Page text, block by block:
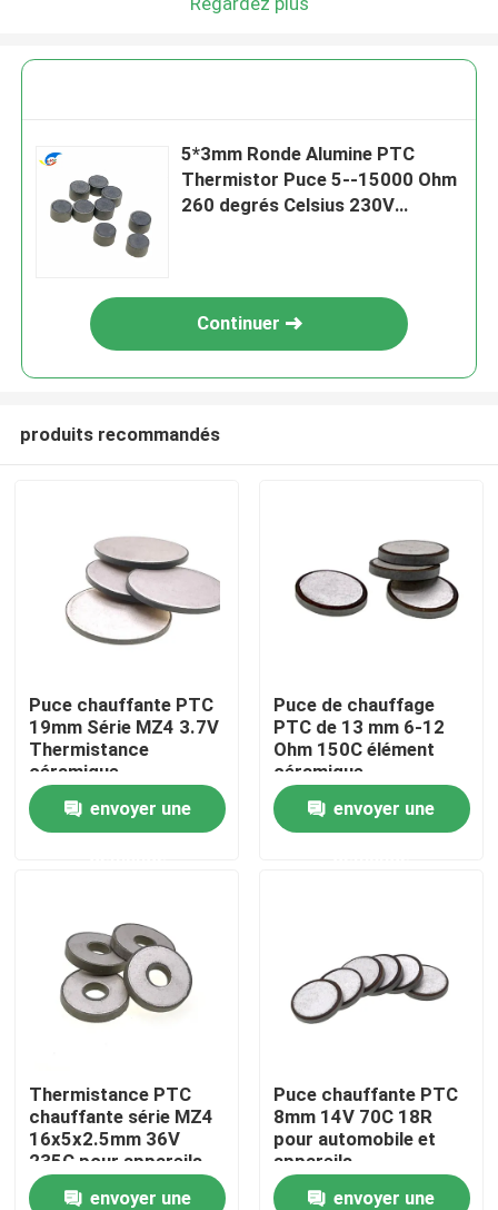
À la maison
Produits
À propos de nous
Contrôle de la qualité
Nous contacter
5*3mm Ronde Alumine PTC
Thermistor Puce 5--15000 Ohm
260 degrés Celsius 230V
Continuer
produits recommandés
Puce chauffante PTC
19mm Série MZ4 3.7V
Thermistance
céramique
envoyer une
Puce de chauffage
PTC de 13 mm 6-12
Ohm 150C élément
céramique
envoyer une
Thermistance PTC
chauffante série MZ4
16x5x2.5mm 36V
235C pour appareils
automobiles
envoyer une
Puce chauffante PTC
8mm 14V 70C 18R
pour automobile et
appareils
électroménagers
envoyer une